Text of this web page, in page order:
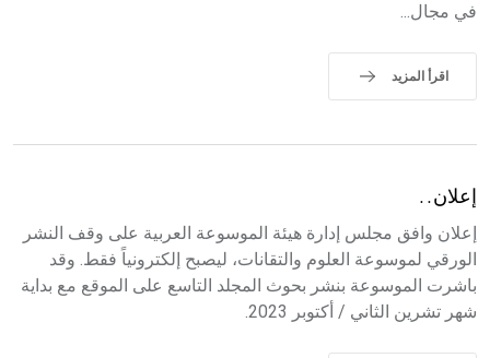
في مجال...
اقرأ المزيد
إعلان..
إعلان وافق مجلس إدارة هيئة الموسوعة العربية على وقف النشر
الورقي لموسوعة العلوم والتقانات، ليصبح إلكترونياً فقط. وقد
باشرت الموسوعة بنشر بحوث المجلد التاسع على الموقع مع بداية
شهر تشرين الثاني / أكتوبر 2023.